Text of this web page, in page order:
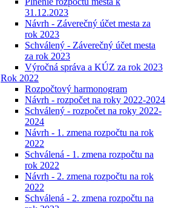
31.12.2023
Návrh - Záverečný účet mesta za
rok 2023
Schválený - Záverečný účet mesta
za rok 2023
Výročná správa a KÚZ za rok 2023
Rok 2022
Rozpočtový harmonogram
Návrh - rozpočet na roky 2022-2024
Schválený - rozpočet na roky 2022-
2024
Návrh - 1. zmena rozpočtu na rok
2022
Schválená - 1. zmena rozpočtu na
rok 2022
Návrh - 2. zmena rozpočtu na rok
2022
Schválená - 2. zmena rozpočtu na